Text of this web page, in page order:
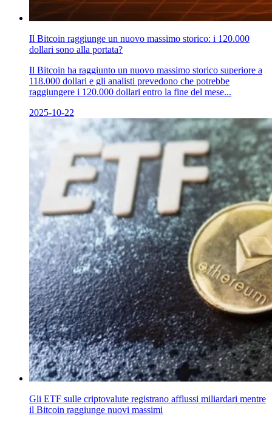
Il Bitcoin raggiunge un nuovo massimo storico: i 120.000
dollari sono alla portata?
Il Bitcoin ha raggiunto un nuovo massimo storico superiore a
118.000 dollari e gli analisti prevedono che potrebbe
raggiungere i 120.000 dollari entro la fine del mese...
2025-10-22
Gli ETF sulle criptovalute registrano afflussi miliardari mentre
il Bitcoin raggiunge nuovi massimi